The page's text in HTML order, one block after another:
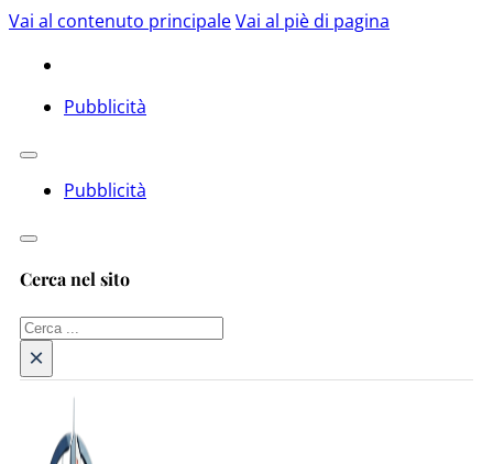
Vai al contenuto principaleVai al piè di pagina
Pubblicità
Pubblicità
Cerca nel sito
Cerca
×